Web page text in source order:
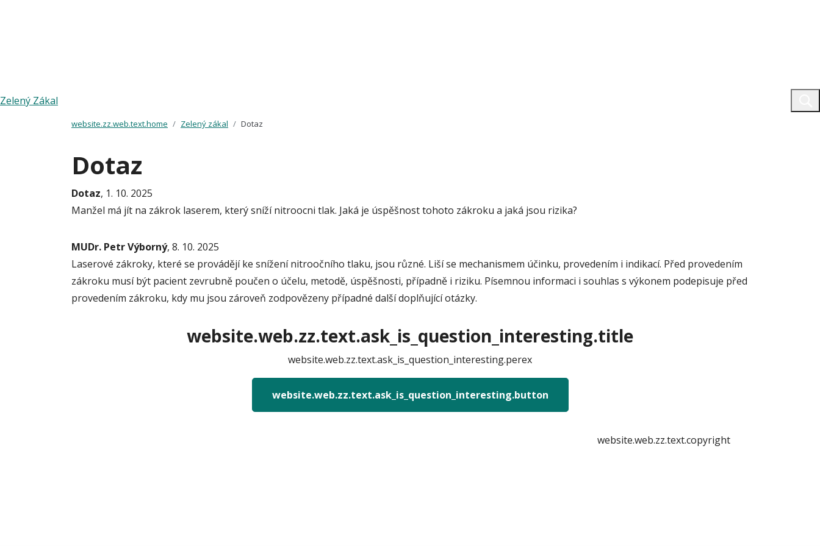
Zelený Zákal
website.zz.web.text.home Zelený zákal Dotaz
Dotaz
Dotaz, 1. 10. 2025
Manžel má jít na zákrok laserem, který sníží nitroocni tlak. Jaká je úspěšnost tohoto zákroku a jaká jsou rizika?
MUDr. Petr Výborný, 8. 10. 2025
Laserové zákroky, které se provádějí ke snížení nitroočního tlaku, jsou různé. Liší se mechanismem účinku, provedením i indikací. Před provedením
zákroku musí být pacient zevrubně poučen o účelu, metodě, úspěšnosti, případně i riziku. Písemnou informaci i souhlas s výkonem podepisuje před
provedením zákroku, kdy mu jsou zároveň zodpovězeny případné další doplňující otázky.
website.web.zz.text.ask_is_question_interesting.title
website.web.zz.text.ask_is_question_interesting.perex
website.web.zz.text.ask_is_question_interesting.button
website.web.zz.text.copyright